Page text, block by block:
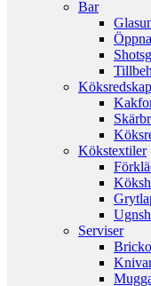
Bar
Köksredskap
Kökstextiler
Serviser